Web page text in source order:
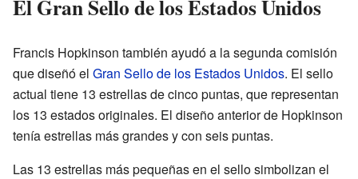
El Gran Sello de los Estados Unidos
Francis Hopkinson también ayudó a la segunda comisión
que diseñó el Gran Sello de los Estados Unidos. El sello
actual tiene 13 estrellas de cinco puntas, que representan
los 13 estados originales. El diseño anterior de Hopkinson
tenía estrellas más grandes y con seis puntas.
Las 13 estrellas más pequeñas en el sello simbolizan el